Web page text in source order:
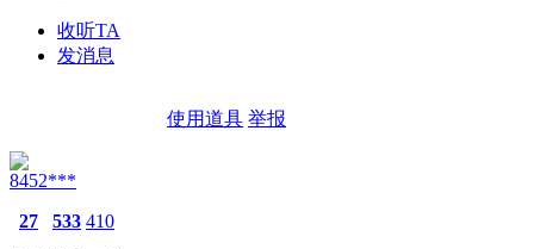
收听TA
发消息
使用道具 举报
8452***
27
533 410